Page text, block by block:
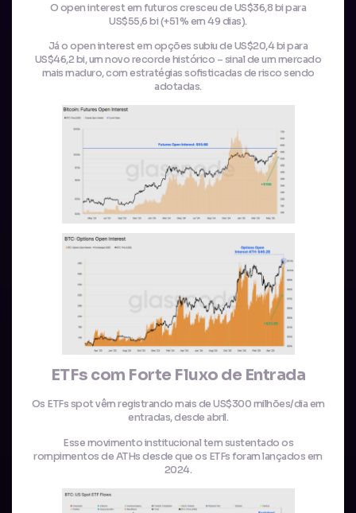
O open interest em futuros cresceu de US$36,8 bi para
US$55,6 bi (+51% em 49 dias).
Já o open interest em opções subiu de US$20,4 bi para
US$46,2 bi, um novo recorde histórico – sinal de um mercado
mais maduro, com estratégias sofisticadas de risco sendo
adotadas.
ETFs com Forte Fluxo de Entrada
Os ETFs spot vêm registrando mais de US$300 milhões/dia em
entradas, desde abril.
Esse movimento institucional tem sustentado os
rompimentos de ATHs desde que os ETFs foram lançados em
2024.